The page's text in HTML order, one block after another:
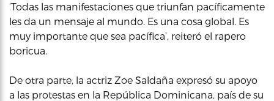
‘Todas las manifestaciones que triunfan pacíficamente
les da un mensaje al mundo. Es una cosa global. Es
muy importante que sea pacífica’, reiteró el rapero
boricua.
De otra parte, la actriz Zoe Saldaña expresó su apoyo
a las protestas en la República Dominicana, país de su